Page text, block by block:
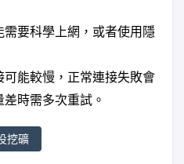
需要科學上網，或者使用隱
可能較慢，正常連接失敗會
時需多次重試。
挖礦